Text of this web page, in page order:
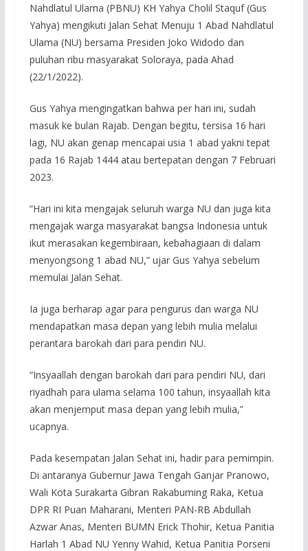
Nahdlatul Ulama (PBNU) KH Yahya Cholil Staquf (Gus
Yahya) mengikuti Jalan Sehat Menuju 1 Abad Nahdlatul
Ulama (NU) bersama Presiden Joko Widodo dan
puluhan ribu masyarakat Soloraya, pada Ahad
(22/1/2022).
Gus Yahya mengingatkan bahwa per hari ini, sudah
masuk ke bulan Rajab. Dengan begitu, tersisa 16 hari
lagi, NU akan genap mencapai usia 1 abad yakni tepat
pada 16 Rajab 1444 atau bertepatan dengan 7 Februari
2023.
“Hari ini kita mengajak seluruh warga NU dan juga kita
mengajak warga masyarakat bangsa Indonesia untuk
ikut merasakan kegembiraan, kebahagiaan di dalam
menyongsong 1 abad NU,” ujar Gus Yahya sebelum
memulai Jalan Sehat.
Ia juga berharap agar para pengurus dan warga NU
mendapatkan masa depan yang lebih mulia melalui
perantara barokah dari para pendiri NU.
“Insyaallah dengan barokah dari para pendiri NU, dari
riyadhah para ulama selama 100 tahun, insyaallah kita
akan menjemput masa depan yang lebih mulia,”
ucapnya.
Pada kesempatan Jalan Sehat ini, hadir para pemimpin.
Di antaranya Gubernur Jawa Tengah Ganjar Pranowo,
Wali Kota Surakarta Gibran Rakabuming Raka, Ketua
DPR RI Puan Maharani, Menteri PAN-RB Abdullah
Azwar Anas, Menteri BUMN Erick Thohir, Ketua Panitia
Harlah 1 Abad NU Yenny Wahid, Ketua Panitia Porseni